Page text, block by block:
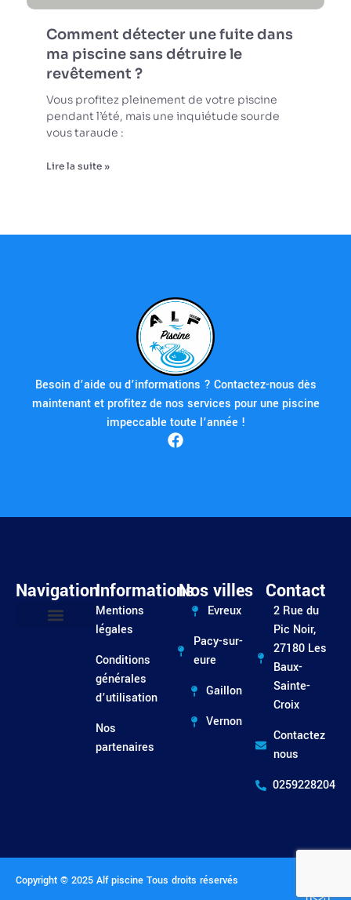
Comment détecter une fuite dans
ma piscine sans détruire le
revêtement ?
Vous profitez pleinement de votre piscine
pendant l’été, mais une inquiétude sourde
vous taraude :
Lire la suite »
Besoin d’aide ou d’informations ? Contactez-nous dès
maintenant et profitez de nos services pour une piscine
impeccable toute l’année !
NavigationInformations
Mentions
légales
Conditions
générales
d’utilisation
Nos
partenaires
Nos villes
Evreux
Pacy-sur-
eure
Gaillon
Vernon
Contact
2 Rue du
Pic Noir,
27180 Les
Baux-
Sainte-
Croix
Contactez
nous
0259228204
Copyright © 2025 Alf piscine Tous droits réservés